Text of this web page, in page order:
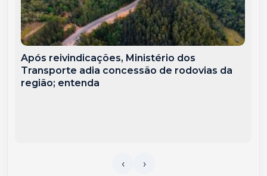
Após reivindicações, Ministério dos
Transporte adia concessão de rodovias da
região; entenda